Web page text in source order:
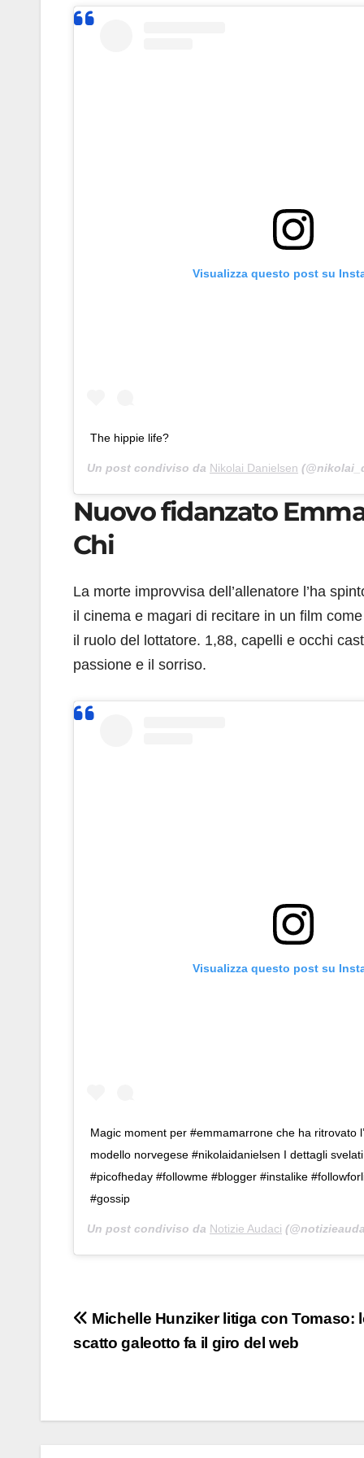
Visualizza questo post su
The hippie life?
Un post condiviso da Nikolai Danielsen
Nuovo fidanzato
Chi
La morte improvvisa dell’allenatore l’ha
il cinema e magari di recitare in un film come
il ruolo del lottatore. 1,88, capelli e occhi
passione e il sorriso.
Visualizza questo post su
Magic moment per #emmamarrone che ha ritrovato
modello norvegese #nikolaidanielsen I dettagli
#picofheday #followme #blogger #instalike
#gossip
Un post condiviso da Notizie Audaci
Navigazione
articoli
Michelle Hunziker litiga con Tomaso:
scatto galeotto fa il giro del web